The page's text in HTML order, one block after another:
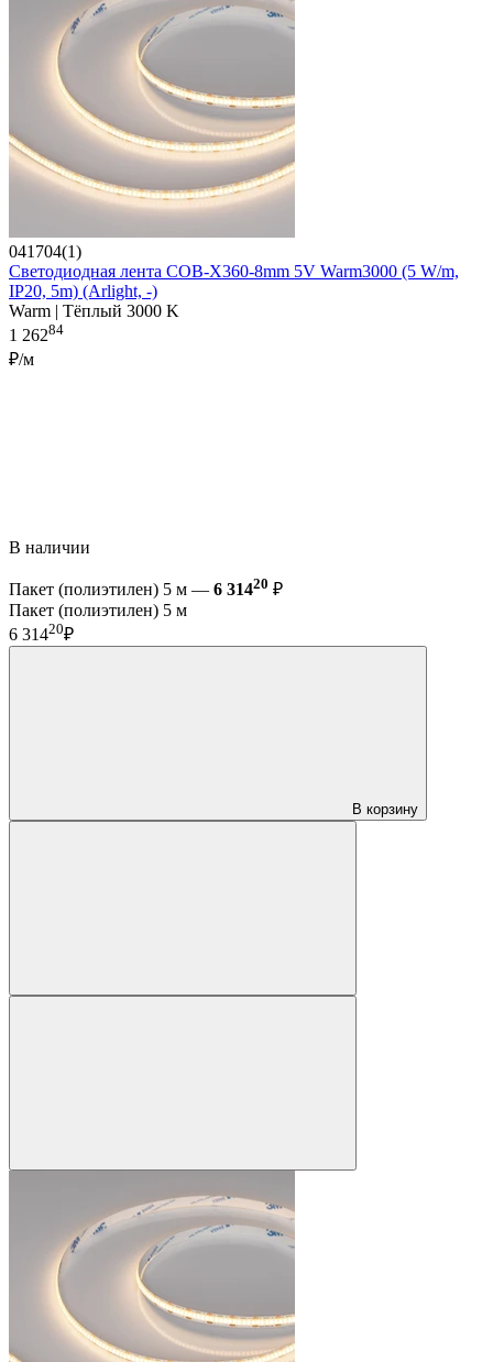
041704(1)
Светодиодная лента COB-X360-8mm 5V Warm3000 (5 W/m,
IP20, 5m) (Arlight, -)
Warm | Тёплый 3000 K
1 26284
₽/м
В наличии
Пакет (полиэтилен) 5 м — 6 31420 ₽
Пакет (полиэтилен) 5 м
6 31420₽
В корзину